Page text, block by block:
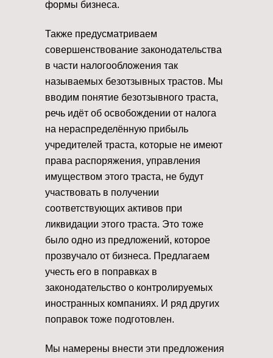
формы бизнеса.
Также предусматриваем
совершенствование законодательства
в части налогообложения так
называемых безотзывных трастов. Мы
вводим понятие безотзывного траста,
речь идёт об освобождении от налога
на нераспределённую прибыль
учредителей траста, которые не имеют
права распоряжения, управления
имуществом этого траста, не будут
участвовать в получении
соответствующих активов при
ликвидации этого траста. Это тоже
было одно из предложений, которое
прозвучало от бизнеса. Предлагаем
учесть его в поправках в
законодательство о контролируемых
иностранных компаниях. И ряд других
поправок тоже подготовлен.
Мы намерены внести эти предложения